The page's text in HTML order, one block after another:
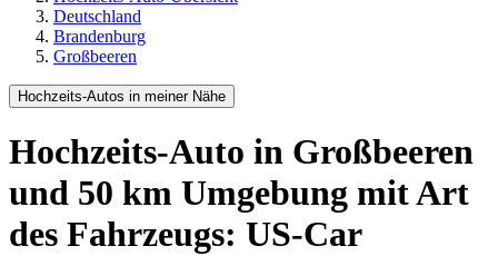
Deutschland
Brandenburg
Großbeeren
Hochzeits-Autos in meiner Nähe
Hochzeits-Auto in Großbeeren
und 50 km Umgebung mit Art
des Fahrzeugs: US-Car